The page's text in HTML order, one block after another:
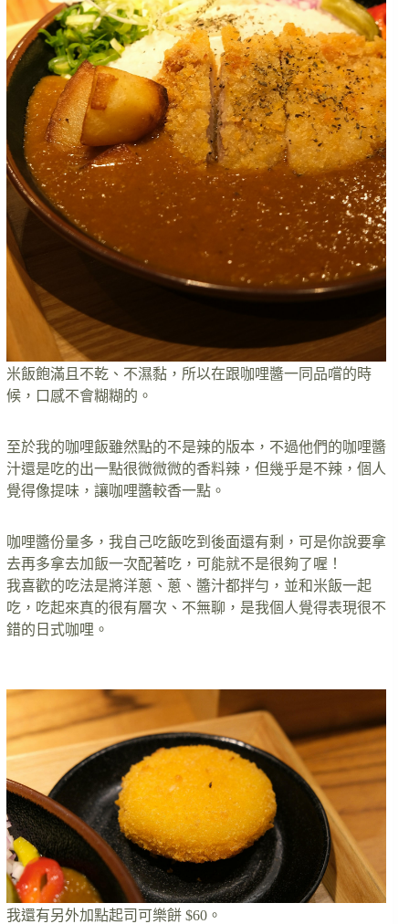
米飯飽滿且不乾、不濕黏，所以在跟咖哩醬一同品嚐的時
候，口感不會糊糊的。
至於我的咖哩飯雖然點的不是辣的版本，不過他們的咖哩醬
汁還是吃的出一點很微微微的香料辣，但幾乎是不辣，個人
覺得像提味，讓咖哩醬較香一點。
咖哩醬份量多，我自己吃飯吃到後面還有剩，可是你說要拿
去再多拿去加飯一次配著吃，可能就不是很夠了喔！
我喜歡的吃法是將洋蔥、蔥、醬汁都拌勻，並和米飯一起
吃，吃起來真的很有層次、不無聊，是我個人覺得表現很不
錯的日式咖哩。
我還有另外加點起司可樂餅 $60。